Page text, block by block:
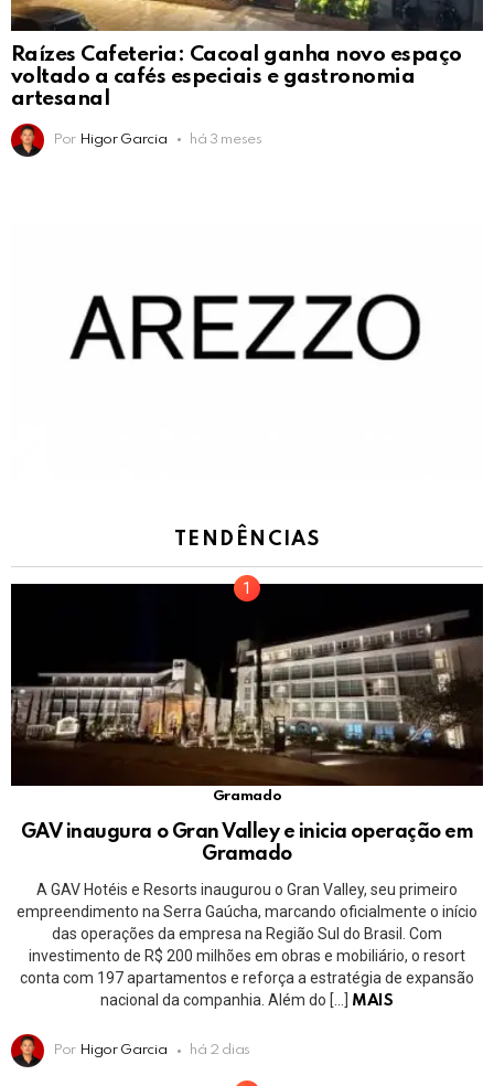
Raízes Cafeteria: Cacoal ganha novo espaço
voltado a cafés especiais e gastronomia
artesanal
Por Higor Garcia há 3 meses
TENDÊNCIAS
Gramado
GAV inaugura o Gran Valley e inicia operação em
Gramado
A GAV Hotéis e Resorts inaugurou o Gran Valley, seu primeiro
empreendimento na Serra Gaúcha, marcando oficialmente o início
das operações da empresa na Região Sul do Brasil. Com
investimento de R$ 200 milhões em obras e mobiliário, o resort
conta com 197 apartamentos e reforça a estratégia de expansão
nacional da companhia. Além do […]
MAIS
Por Higor Garcia há 2 dias